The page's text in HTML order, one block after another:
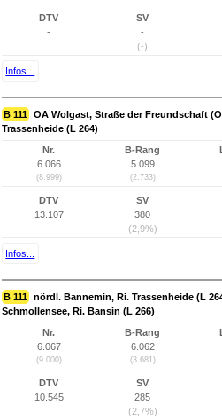
DTV
-
SV
-
(-)
Infos...
B 111 OA Wolgast, Straße der Freundschaft
Trassenheide (L 264)
Nr.
6.066
(8.999)
B-Rang
5.099
(2.733)
DTV
13.107
SV
380
(2,9%)
Infos...
B 111 nördl. Bannemin, Ri. Trassenheide (L
Schmollensee, Ri. Bansin (L 266)
Nr.
6.067
(9.000)
B-Rang
6.062
(3.681)
DTV
10.545
SV
285
(2,7%)